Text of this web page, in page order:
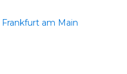
am Main